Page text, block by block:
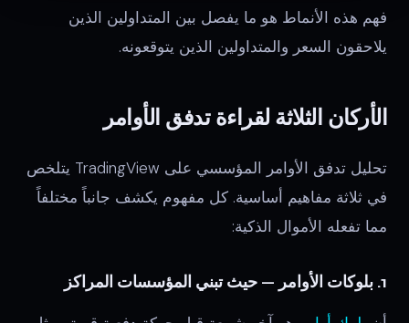
فهم هذه الأنماط هو ما يفصل بين المتداولين الذين
يلاحقون السعر والمتداولين الذين يتوقعونه.
الأركان الثلاثة لقراءة تدفق الأوامر
تحليل تدفق الأوامر المؤسسي على TradingView يتلخص
في ثلاثة مفاهيم أساسية. كل مفهوم يكشف جانباً مختلفاً
مما تفعله الأموال الذكية:
1. بلوكات الأوامر — حيث تبني المؤسسات المراكز